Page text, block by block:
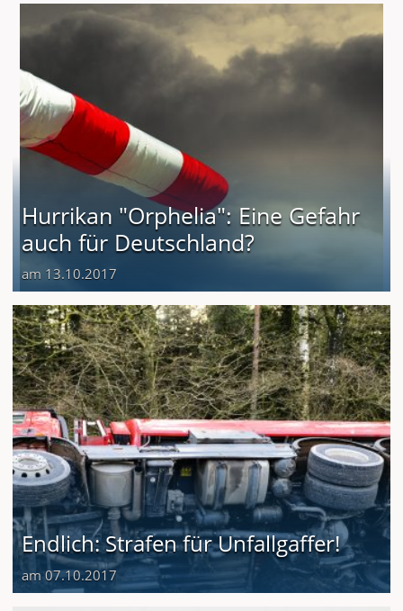
Hurrikan "Orphelia": Eine Gefahr
auch für Deutschland?
am 13.10.2017
Endlich: Strafen für Unfallgaffer!
am 07.10.2017